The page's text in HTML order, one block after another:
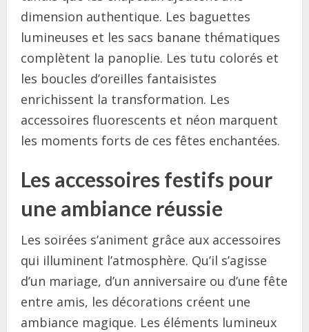
dimension authentique. Les baguettes
lumineuses et les sacs banane thématiques
complètent la panoplie. Les tutu colorés et
les boucles d’oreilles fantaisistes
enrichissent la transformation. Les
accessoires fluorescents et néon marquent
les moments forts de ces fêtes enchantées.
Les accessoires festifs pour
une ambiance réussie
Les soirées s’animent grâce aux accessoires
qui illuminent l’atmosphère. Qu’il s’agisse
d’un mariage, d’un anniversaire ou d’une fête
entre amis, les décorations créent une
ambiance magique. Les éléments lumineux